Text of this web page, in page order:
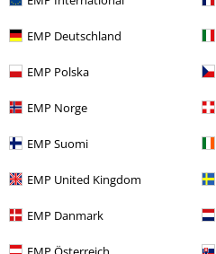
EMP Deutschland
EMP Polska
EMP Norge
EMP Suomi
EMP United Kingdom
EMP Danmark
How do reviews work?
Třídit podle
Publikováno: